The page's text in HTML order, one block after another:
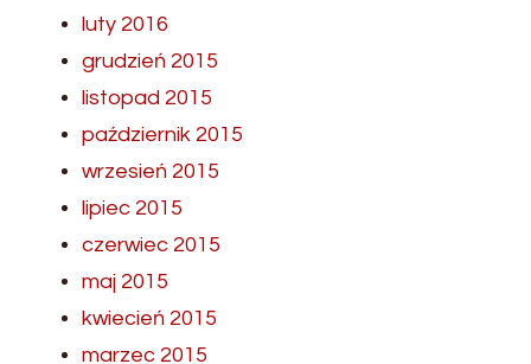
luty 2016
grudzień 2015
listopad 2015
październik 2015
wrzesień 2015
lipiec 2015
czerwiec 2015
maj 2015
kwiecień 2015
marzec 2015